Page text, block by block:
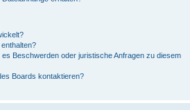
Beschwerden oder juristische Anfragen zu diesem
Boards kontaktieren?